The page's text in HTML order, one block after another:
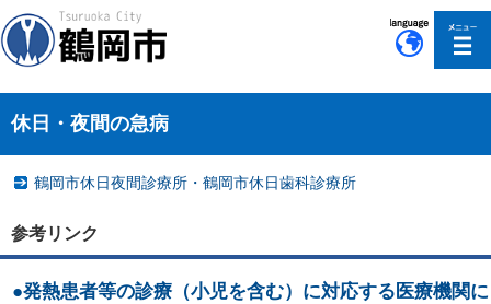
休日・夜間の急病
鶴岡市休日夜間診療所・鶴岡市休日歯科診療所
参考リンク
●発熱患者等の診療（小児を含む）に対応する医療機関に